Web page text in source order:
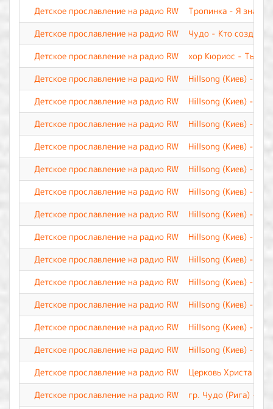
Детское прославление на радио RW
Тропинка - Я знаю
Детское прославление на радио RW
Чудо - Кто создал
Детское прославление на радио RW
хор Кюриос - Ты
Детское прославление на радио RW
Hillsong (Киев) - Я
Детское прославление на радио RW
Hillsong (Киев) - Я
Детское прославление на радио RW
Hillsong (Киев) - Ты
Детское прославление на радио RW
Hillsong (Киев) -
Детское прославление на радио RW
Hillsong (Киев) -
Детское прославление на радио RW
Hillsong (Киев) -
Детское прославление на радио RW
Hillsong (Киев) -
Детское прославление на радио RW
Hillsong (Киев) -
Детское прославление на радио RW
Hillsong (Киев) -
Детское прославление на радио RW
Hillsong (Киев) -
Детское прославление на радио RW
Hillsong (Киев) -
Детское прославление на радио RW
Hillsong (Киев) -
Детское прославление на радио RW
Hillsong (Киев) -
Детское прославление на радио RW
Церковь Христа -
Детское прославление на радио RW
гр. Чудо (Рига) -